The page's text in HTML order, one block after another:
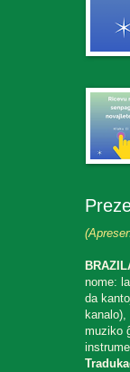
nome: la
da
muziko